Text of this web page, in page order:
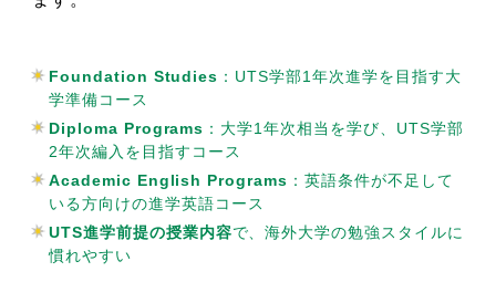
Foundation Studies ：UTS学部1年次進学を目指す大
学準備コース
Diploma Programs ：大学1年次相当を学び、UTS学部
2年次編入を目指すコース
Academic English Programs ：英語条件が不足して
いる方向けの進学英語コース
UTS進学前提の授業内容で、海外大学の勉強スタイルに
慣れやすい